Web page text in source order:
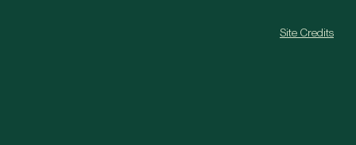
Site Credits